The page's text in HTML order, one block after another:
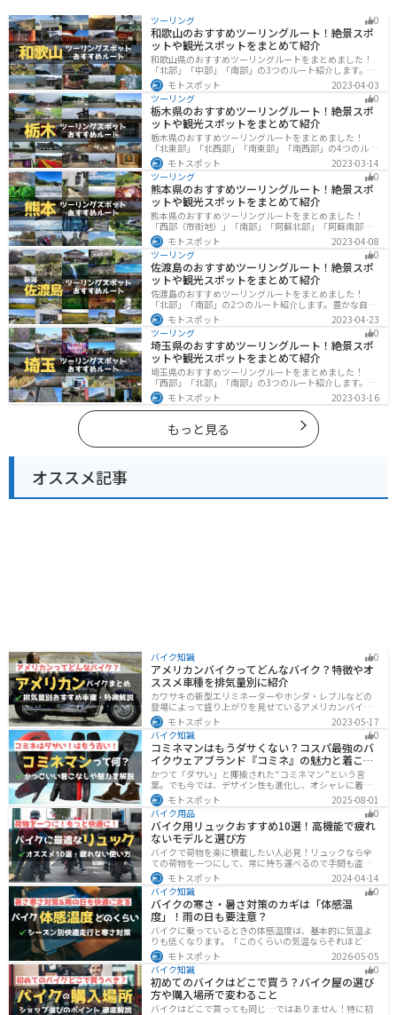
ツーリング 0
和歌山のおすすめツーリングルート！絶景スポ
ットや観光スポットをまとめて紹介
和歌山県のおすすめツーリングルートをまとめました！
「北部」「中部」「南部」の3つのルート紹介します。海
と山に囲まれた自然豊かなエリアが広がり、様々な楽し
み方ができます。バイクで和歌山県にツーリングに行く
際は参考にしてください。
モトスポット
2023-04-03
ツーリング
0
栃木県のおすすめツーリングルート！絶景スポ
ットや観光スポットをまとめて紹介
栃木県のおすすめツーリングルートをまとめました！
「北東部」「北西部」「南東部」「南西部」の4つのルー
ト紹介します。日本を代表する神社や広大な山や滝、湖
などを歴史や自然を満喫するツーリングができます。バ
イクで栃木県にツーリングに行く際は参考にしてくださ
い。
モトスポット
2023-03-14
ツーリング
0
熊本県のおすすめツーリングルート！絶景スポ
ットや観光スポットをまとめて紹介
熊本県のおすすめツーリングルートをまとめました！
「西部（市街地）」「南部」「阿蘇北部」「阿蘇南部」
の4つのルート紹介します。阿蘇山や天草諸島をはじめと
した豊かな自然や、熊本城や水前寺成趣園など歴史ある
観光スポットが多数あり、様々な楽しみ方ができます。
バイクで熊本県にツーリングに行く際は参考にしてくだ
さい。
モトスポット
2023-04-08
ツーリング
0
佐渡島のおすすめツーリングルート！絶景スポ
ットや観光スポットをまとめて紹介
佐渡島のおすすめツーリングルートをまとめました！
「北部」「南部」の2つのルート紹介します。豊かな自然
と歴史的なスポット、トキなどの貴重な動物を見られる
スポットが多数あります。バイクで佐渡島にツーリング
に行く際は参考にしてください。
モトスポット
2023-04-23
ツーリング
0
埼玉県のおすすめツーリングルート！絶景スポ
ットや観光スポットをまとめて紹介
埼玉県のおすすめツーリングルートをまとめました！
「西部」「北部」「南部」の3つのルート紹介します。自
然豊かな西側と街中の東側で違った楽しみ方ができま
す。バイクで埼玉県にツーリングに行く際は参考にして
ください。
モトスポット 2023-03-16
もっと見る
オススメ記事
バイク知識 0
アメリカンバイクってどんなバイク？特徴やオ
ススメ車種を排気量別に紹介
カワサキの新型エリミネーターやホンダ・レブルなどの
登場によって盛り上がりを見せているアメリカンバイ
ク。スタイリッシュに乗れることはもちろん、ツーリン
グや通学通勤もこなせるアメリカンバイクの特徴や、オ
ススメの車種についてご紹介します！
モトスポット
2023-05-17
バイク知識
0
コミネマンはもうダサくない？コスパ最強のバ
イクウェアブランド『コミネ』の魅力と着こな
し術
かつて「ダサい」と揶揄された“コミネマン”という言
葉。でも今では、デザイン性も進化し、オシャレに着こ
なせるコミネ製品が続々登場。コスパと安全性に優れた
アイテムを使って、街でもツーリングでも浮かないスマ
ートなスタイルを目指そう！
モトスポット
2025-08-01
バイク用品
0
バイク用リュックおすすめ10選！高機能で疲れ
ないモデルと選び方
バイクで荷物を楽に積載したい人必見！リュックなら全
ての荷物を一つにして、常に持ち運べるので手間も盗ま
れる心配もありません。腰や肩の負担を軽減して通勤通
学・ツーリングを快適にできるオススメリュックを紹介
します。
モトスポット
2024-04-14
バイク知識
0
バイクの寒さ・暑さ対策のカギは「体感温
度」！雨の日も要注意？
バイクに乗っているときの体感温度は、基本的に気温よ
りも低くなります。「このくらいの気温ならそれほど寒
くないだろう」そう考えて通常の装備でバイクに乗った
ら大変な目に遭った・・・そんな経験のあるライダーも
多いのではないでしょうか。今回はバイク走行中の体感
温度についてご紹介します。体感温度を考慮した快適走
行のポイントもまとめました。季節や天候を問わずバイ
クに乗る！そんなライダーの方はぜひ参考にしてみてく
モトスポット
2026-05-05
バイク知識
0
初めてのバイクはどこで買う？バイク屋の選び
方や購入場所で変わること
バイクはどこで買っても同じ…ではありません！特に初